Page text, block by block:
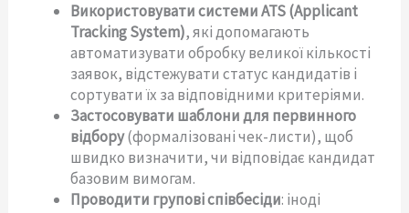
Використовувати системи ATS (Applicant
Tracking System), які допомагають
автоматизувати обробку великої кількості
заявок, відстежувати статус кандидатів і
сортувати їх за відповідними критеріями.
Застосовувати шаблони для первинного
відбору(формалізовані чек-листи), щоб
швидко визначити, чи відповідає кандидат
базовим вимогам.
Проводити групові співбесіди: іноді